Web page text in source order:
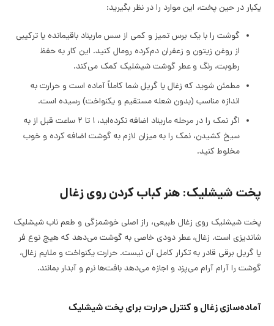
یکبار در حین پخت، این موارد را در نظر بگیرید:
گوشت را با یک برس تمیز و کمی از سس ماریناد باقیمانده یا ترکیبی
از روغن زیتون و زعفران دم‌کرده رومال کنید. این کار به حفظ
رطوبت، رنگ و عطر گوشت شیشلیک کمک می‌کند.
مطمئن شوید که زغال یا گریل شما کاملاً آماده است و حرارت به
اندازه مناسب (بدون شعله مستقیم و یکنواخت) رسیده است.
اگر نمک را در مرحله ماریناد اضافه نکرده‌اید، ۱ تا ۲ ساعت قبل از به
سیخ کشیدن، نمک را به میزان لازم به گوشت اضافه کرده و خوب
مخلوط کنید.
پخت شیشلیک: هنر کباب کردن روی زغال
پخت شیشلیک روی زغال طبیعی، راز اصلی خوشمزگی و طعم ناب شیشلیک
شاندیزی است. زغال، عطر دودی خاصی به گوشت می‌دهد که هیچ نوع فر
یا گریل برقی قادر به تکرار کامل آن نیست. حرارت یکنواخت و ملایم زغال،
گوشت را آرام آرام می‌پزد و اجازه می‌دهد بافت‌ها نرم و آبدار بمانند.
آماده‌سازی زغال و کنترل حرارت برای پخت شیشلیک